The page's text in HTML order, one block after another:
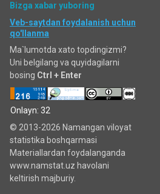
Bizga xabar yuboring
Veb-saytdan foydalanish uchun
qo'llanma
Ma`lumotda xato topdingizmi?
Uni belgilang va quyidagilarni
bosing Ctrl + Enter
Onlayn: 32
© 2013-2026 Namangan viloyat
statistika boshqarmasi
Materiallardan foydalanganda
www.namstat.uz havolani
keltirish majburiy.